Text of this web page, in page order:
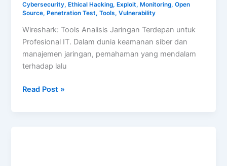
Cybersecurity,Ethical Hacking,Exploit,Monitoring,Open
Source,Penetration Test,Tools,Vulnerability
Wireshark: Tools Analisis Jaringan Terdepan untuk
Profesional IT. Dalam dunia keamanan siber dan
manajemen jaringan, pemahaman yang mendalam
terhadap lalu
Wireshark
Read Post »